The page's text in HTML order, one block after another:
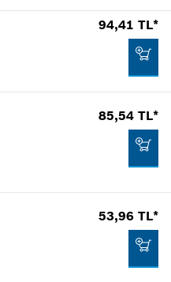
94,41 TL*
85,54 TL*
53,96 TL*